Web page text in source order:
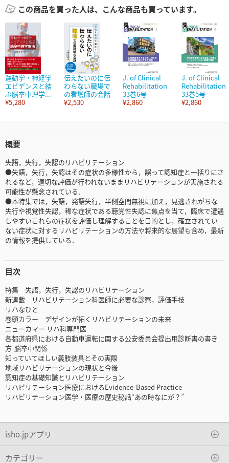
この商品を買った人は、こんな商品も買っています。
運動学・神経学
エビデンスと結
ぶ脳卒中理学...
¥5,280
伝えたいのに伝
わらない職場で
の看護師の会話
¥2,530
J. of Clinical
Rehabilitation
33巻6号
¥2,860
J. of Clinical
Rehabilitation
33巻5号
¥2,860
概要
失語，失行，失認のリハビリテーション
●失語，失行，失認はその症状の多様性から，誤って認知症と一括りにさ
れるなど，適切な評価が行われないままリハビリテーションが実施される
可能性が懸念されている．
●本特集では，失語，発語失行，半側空間無視に加え，見逃されがちな
失行や視覚性失認，稀な症状である聴覚性失認に焦点を当て，臨床で遭遇
しやすいこれらの症状を評価し理解することを目的とし，確立されてい
ない症状に対するリハビリテーションの方法や将来的な展望も含め，最新
の情報を提供している．
目次
特集 失語，失行，失認のリハビリテーション
新連載 リハビリテーション科医師に必要な診察，評価手技
リハなひと
巻頭カラー デザインが拓くリハビリテーションの未来
ニューカマー リハ科専門医
各都道府県における自動車運転に関する公安委員会提出用診断書の書き
方-脳卒中関係
知っていてほしい義肢装具とその実際
地域リハビリテーションの現状と今後
認知症の基礎知識とリハビリテーション
リハビリテーション医療におけるEvidence-Based Practice
リハビリテーション医学・医療の歴史秘話“あの時なにが？”
isho.jpアプリ
カテゴリー